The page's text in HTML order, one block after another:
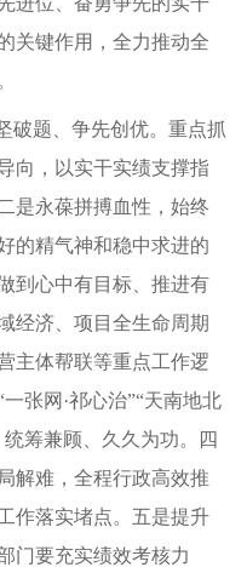
关键作用，全力推动全
破题、争先创优。重点抓
向，以实干实绩支撑指
是永葆拼搏血性，始终
的精气神和稳中求进的
到心中有目标、推进有
经济、项目全生命周期
主体帮联等重点工作逻
张网·祁心治”“天南地北
筹兼顾、久久为功。四
解难，全程行政高效推
作落实堵点。五是提升
门要充实绩效考核力